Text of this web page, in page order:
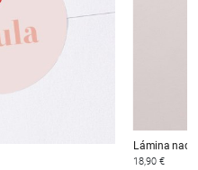
Lámina
18,90 €